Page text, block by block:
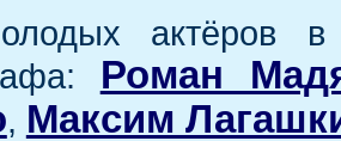
актёров
Роман
, Максим